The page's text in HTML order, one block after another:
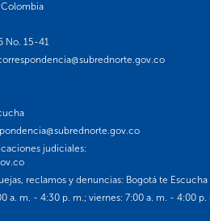
No. 15-41
judiciales:
reclamos y denuncias: Bogotá te Escucha
a. m. - 4:30 p. m.; viernes: 7:00 a. m. - 4:00 p.